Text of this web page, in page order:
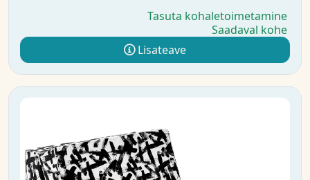
Tasuta kohaletoimetamine
Saadaval kohe
Lisateave